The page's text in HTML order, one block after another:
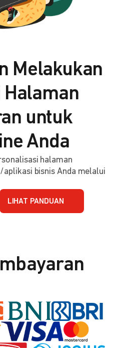
Melakukan
untuk
Anda
halaman
bisnis Anda melalui
LIHAT PANDUAN